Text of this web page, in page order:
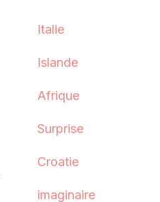
Italie
Islande
Afrique
Surprise
Croatie
imaginaire